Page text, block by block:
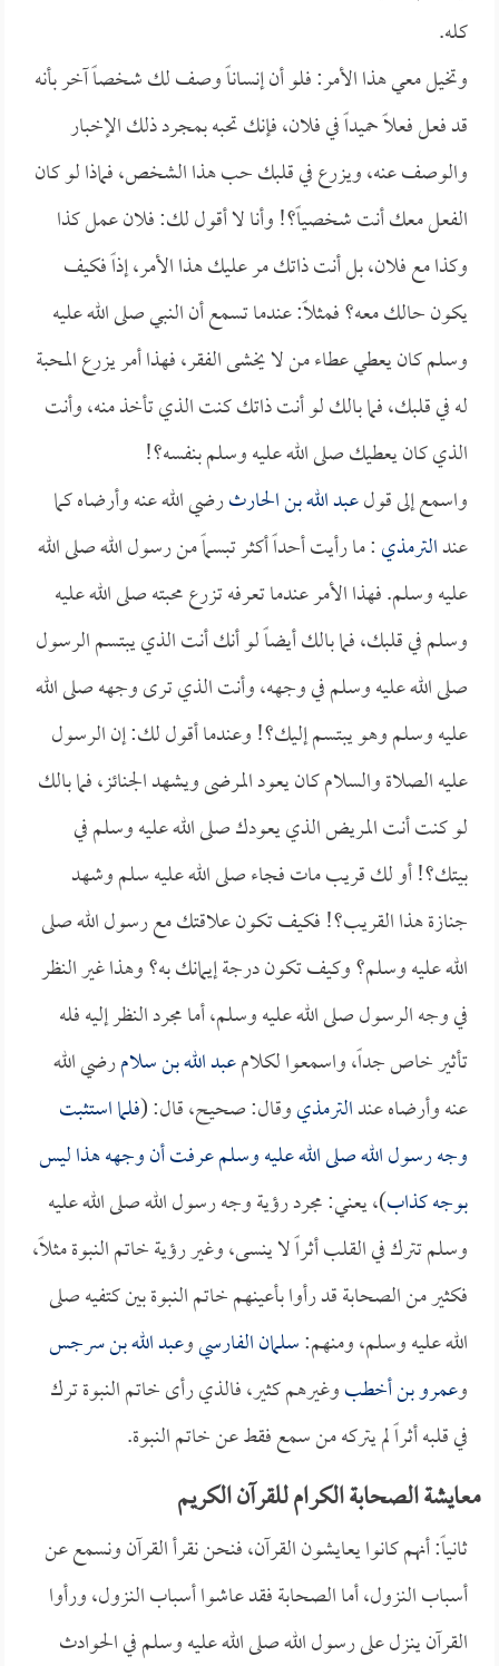
كله.
وتخيل معي هذا الأمر: فلو أن إنساناً وصف لك شخصاً آخر بأنه
قد فعل فعلاً حميداً في فلان، فإنك تحبه بمجرد ذلك الإخبار
والوصف عنه، ويزرع في قلبك حب هذا الشخص، فماذا لو كان
الفعل معك أنت شخصياً؟! وأنا لا أقول لك: فلان عمل كذا
وكذا مع فلان، بل أنت ذاتك مر عليك هذا الأمر، إذاً فكيف
يكون حالك معه؟ فمثلاً: عندما تسمع أن النبي صلى الله عليه
وسلم كان يعطي عطاء من لا يخشى الفقر، فهذا أمر يزرع المحبة
له في قلبك، فما بالك لو أنت ذاتك كنت الذي تأخذ منه، وأنت
الذي كان يعطيك صلى الله عليه وسلم بنفسه؟!
واسمع إلى قولعبد الله بن الحارثرضي الله عنه وأرضاه كما
عندالترمذي: ما رأيت أحداً أكثر تبسماً من رسول الله صلى الله
عليه وسلم. فهذا الأمر عندما تعرفه تزرع محبته صلى الله عليه
وسلم في قلبك، فما بالك أيضاً لو أنك أنت الذي يبتسم الرسول
صلى الله عليه وسلم في وجهه، وأنت الذي ترى وجهه صلى الله
عليه وسلم وهو يبتسم إليك؟! وعندما أقول لك: إن الرسول
عليه الصلاة والسلام كان يعود المرضى ويشهد الجنائز، فما بالك
لو كنت أنت المريض الذي يعودك صلى الله عليه وسلم في
بيتك؟! أو لك قريب مات فجاء صلى الله عليه سلم وشهد
جنازة هذا القريب؟! فكيف تكون علاقتك مع رسول الله صلى
الله عليه وسلم؟ وكيف تكون درجة إيمانك به؟ وهذا غير النظر
في وجه الرسول صلى الله عليه وسلم، أما مجرد النظر إليه فله
تأثير خاص جداً، واسمعوا لكلامعبد الله بن سلامرضي الله
عنه وأرضاه عندالترمذيوقال: صحيح، قال: (فلما استثبت
وجه رسول الله صلى الله عليه وسلم عرفت أن وجهه هذا ليس
بوجه كذاب)، يعني: مجرد رؤية وجه رسول الله صلى الله عليه
وسلم تترك في القلب أثراً لا ينسى، وغير رؤية خاتم النبوة مثلاً،
فكثير من الصحابة قد رأوا بأعينهم خاتم النبوة بين كتفيه صلى
الله عليه وسلم، ومنهم:سلمان الفارسيوعبد الله بن سرجس
وعمرو بن أخطبوغيرهم كثير، فالذي رأى خاتم النبوة ترك
في قلبه أثراً لم يتركه من سمع فقط عن خاتم النبوة.
معايشة الصحابة الكرام للقرآن الكريم
ثانياً: أنهم كانوا يعايشون القرآن، فنحن نقرأ القرآن ونسمع عن
أسباب النزول، أما الصحابة فقد عاشوا أسباب النزول، ورأوا
القرآن ينزل على رسول الله صلى الله عليه وسلم في الحوادث